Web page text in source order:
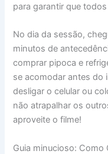
para garantir que
No dia da sessão,
minutos de
comprar pipoca e
se acomodar antes do
desligar o celular ou
não atrapalhar os
aproveite o filme!
Guia minucioso: Como